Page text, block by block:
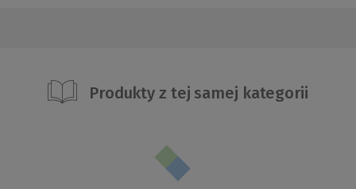
Produkty z tej samej kategorii